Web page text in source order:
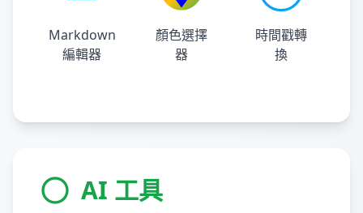
Markdown
編輯器
顏色選擇
器
時間戳轉
換
AI 工具